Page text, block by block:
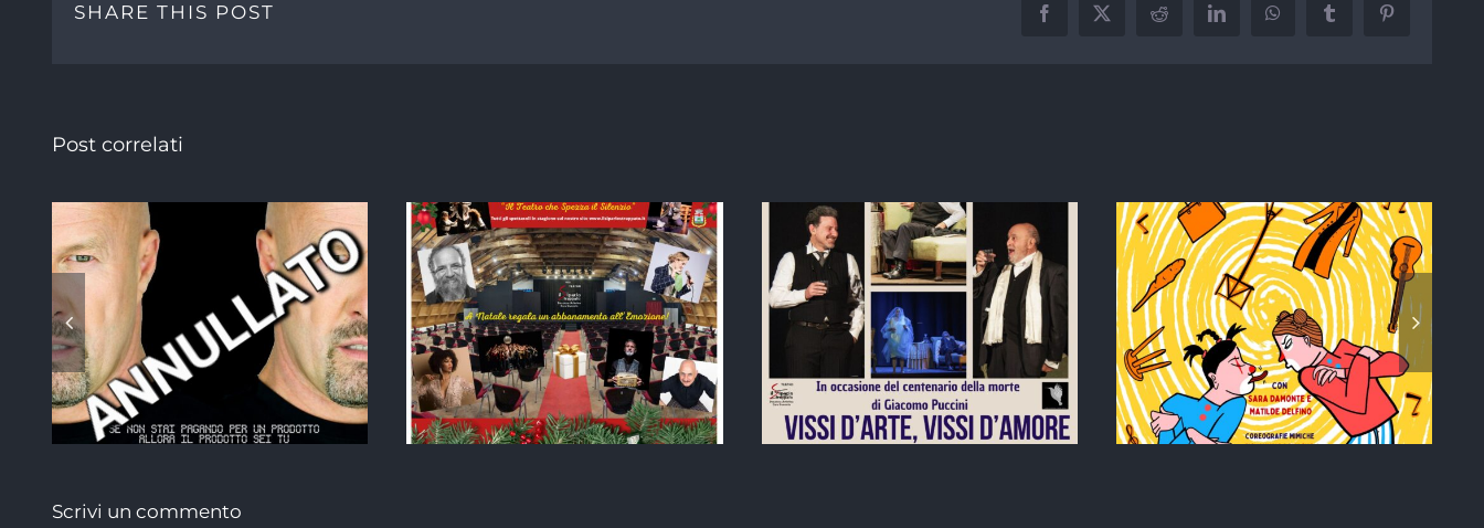
SHARE THIS POST Facebook
X Reddit LinkedInWhatsAppTumblr Pinterest
Post correlati
A CENT’ANNI ESATTI
DALLA MORTE DI
GIACOMO PUCCINI
ARRIVA “VISSI D’ARTE,
VISSI D’AMORE”
LE MONELLATE DI
SHICK E SHOCK in
tourneè
STAGIONE TEATRALE
2024/2025 –
ABBONARSI
CONVIENE!
Scrivi un commento